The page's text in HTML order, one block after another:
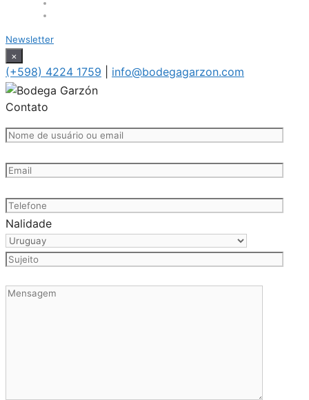
Newsletter
×
(+598) 4224 1759 info@bodegagarzon.com
Contato
Nalidade